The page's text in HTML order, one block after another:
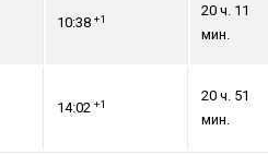
10:38 +1
20 ч. 11
мин.
14:02 +1
20 ч. 51
мин.